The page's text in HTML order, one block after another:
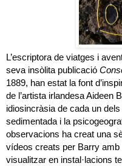
L’escriptora de viatges i
seva insòlita publicació
1889, han estat la font
de l’artista irlandesa Aideen
idiosincràsia de cada un
sedimentada i la
observacions ha creat una
vídeos creats per Barry amb
visualitzar en instal·lacions